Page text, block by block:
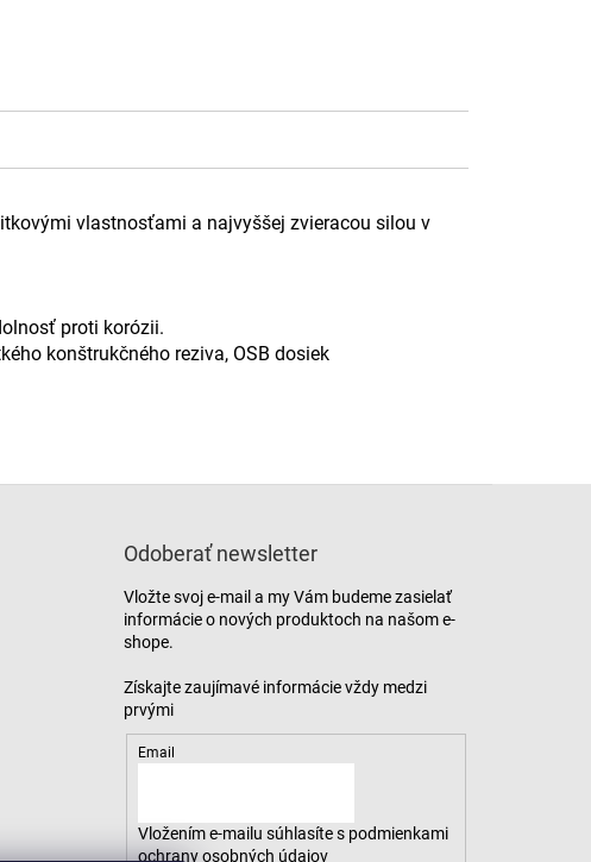
vlastnosťami a najvyššej zvieracou silou v
proti korózii.
konštrukčného reziva, OSB dosiek
Odoberať newsletter
Vložte svoj e-mail a my Vám budeme zasielať
informácie o nových produktoch na našom e-
shope.
Email
Vložením e-mailu súhlasíte s podmienkami
ochrany osobných údajov